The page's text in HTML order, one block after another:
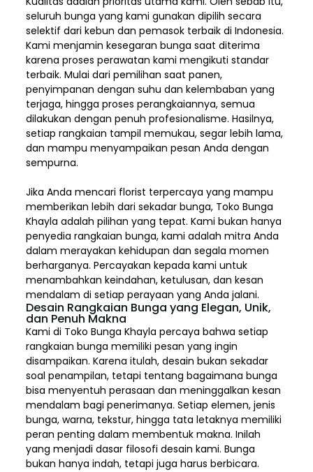
seluruh bunga yang kami gunakan dipilih secara
selektif dari kebun dan pemasok terbaik di Indonesia.
Kami menjamin kesegaran bunga saat diterima
karena proses perawatan kami mengikuti standar
terbaik. Mulai dari pemilihan saat panen,
penyimpanan dengan suhu dan kelembaban yang
terjaga, hingga proses perangkaiannya, semua
dilakukan dengan penuh profesionalisme. Hasilnya,
setiap rangkaian tampil memukau, segar lebih lama,
dan mampu menyampaikan pesan Anda dengan
sempurna.
Jika Anda mencari florist terpercaya yang mampu
memberikan lebih dari sekadar bunga, Toko Bunga
Khayla adalah pilihan yang tepat. Kami bukan hanya
penyedia rangkaian bunga, kami adalah mitra Anda
dalam merayakan kehidupan dan segala momen
berharganya. Percayakan kepada kami untuk
menambahkan keindahan, ketulusan, dan kesan
mendalam di setiap perayaan yang Anda jalani.
Desain Rangkaian Bunga yang Elegan, Unik,
dan Penuh Makna
Kami di Toko Bunga Khayla percaya bahwa setiap
rangkaian bunga memiliki pesan yang ingin
disampaikan. Karena itulah, desain bukan sekadar
soal penampilan, tetapi tentang bagaimana bunga
bisa menyentuh perasaan dan meninggalkan kesan
mendalam bagi penerimanya. Setiap elemen, jenis
bunga, warna, tekstur, hingga tata letaknya memiliki
peran penting dalam membentuk makna. Inilah
yang menjadi dasar filosofi desain kami. Bunga
bukan hanya indah, tetapi juga harus berbicara.